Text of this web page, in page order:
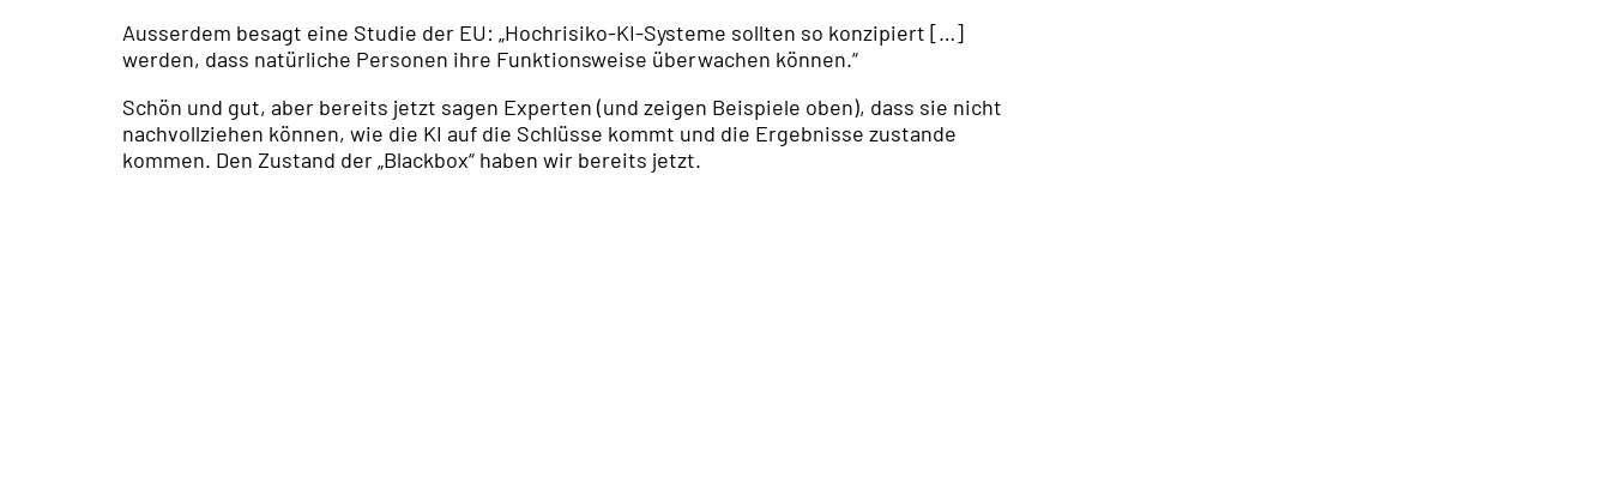
Ausserdem besagt eine Studie der EU: „Hochrisiko-KI-Systeme sollten so konzipiert […]
werden, dass natürliche Personen ihre Funktionsweise überwachen können.“
Schön und gut, aber bereits jetzt sagen Experten (und zeigen Beispiele oben), dass sie nicht
nachvollziehen können, wie die KI auf die Schlüsse kommt und die Ergebnisse zustande
kommen. Den Zustand der „Blackbox“ haben wir bereits jetzt.